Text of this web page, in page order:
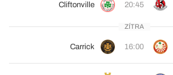
Cliftonville 20:45
ZÍTRA
Carrick 16:00